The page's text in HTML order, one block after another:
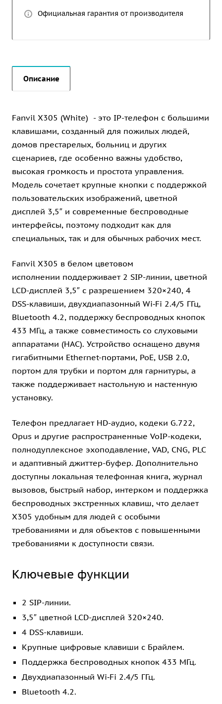
Официальная гарантия от производителя
Описание
Fanvil X305 (White) - это IP-телефон с большими
клавишами, созданный для пожилых людей,
домов престарелых, больниц и других
сценариев, где особенно важны удобство,
высокая громкость и простота управления.
Модель сочетает крупные кнопки с поддержкой
пользовательских изображений, цветной
дисплей 3,5″ и современные беспроводные
интерфейсы, поэтому подходит как для
специальных, так и для обычных рабочих мест.
Fanvil X305 в белом цветовом
исполнении поддерживает 2 SIP-линии, цветной
LCD-дисплей 3,5″ с разрешением 320×240, 4
DSS-клавиши, двухдиапазонный Wi‑Fi 2.4/5 ГГц,
Bluetooth 4.2, поддержку беспроводных кнопок
433 МГц, а также совместимость со слуховыми
аппаратами (HAC). Устройство оснащено двумя
гигабитными Ethernet-портами, PoE, USB 2.0,
портом для трубки и портом для гарнитуры, а
также поддерживает настольную и настенную
установку.
Телефон предлагает HD-аудио, кодеки G.722,
Opus и другие распространенные VoIP-кодеки,
полнодуплексное эхоподавление, VAD, CNG, PLC
и адаптивный джиттер-буфер. Дополнительно
доступны локальная телефонная книга, журнал
вызовов, быстрый набор, интерком и поддержка
беспроводных экстренных клавиш, что делает
X305 удобным для людей с особыми
требованиями и для объектов с повышенными
требованиями к доступности связи.
Ключевые функции
2 SIP-линии.
3,5″ цветной LCD-дисплей 320×240.
4 DSS-клавиши.
Крупные цифровые клавиши с Брайлем.
Поддержка беспроводных кнопок 433 МГц.
Двухдиапазонный Wi‑Fi 2.4/5 ГГц.
Bluetooth 4.2.